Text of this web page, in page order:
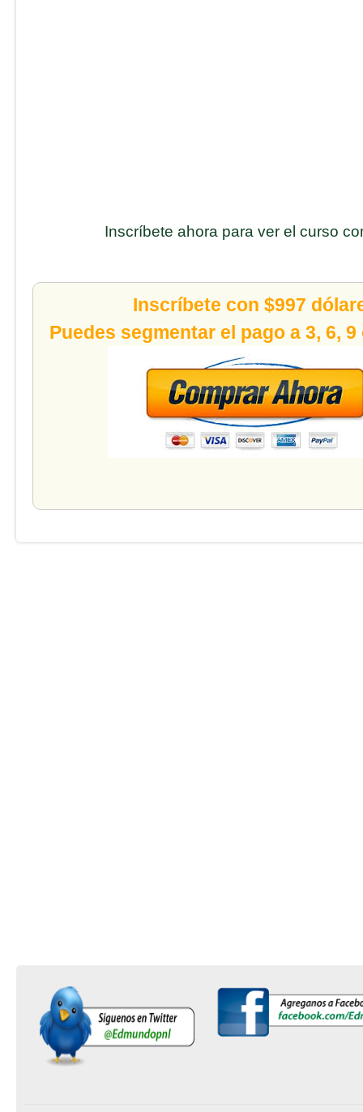
Inscríbete ahora para ver el curso
Inscríbete con $997
Puedes segmentar el pago a 3, 6, 9